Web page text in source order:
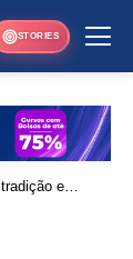
STORIES
e